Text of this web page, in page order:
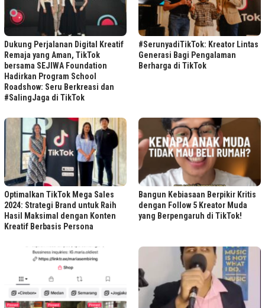
Dukung Perjalanan Digital Kreatif
Remaja yang Aman, TikTok
bersama SEJIWA Foundation
Hadirkan Program School
Roadshow: Seru Berkreasi dan
#SalingJaga di TikTok
#SerunyadiTikTok: Kreator Lintas
Generasi Bagi Pengalaman
Berharga di TikTok
Optimalkan TikTok Mega Sales
2024: Strategi Brand untuk Raih
Hasil Maksimal dengan Konten
Kreatif Berbasis Persona
Bangun Kebiasaan Berpikir Kritis
dengan Follow 5 Kreator Muda
yang Berpengaruh di TikTok!